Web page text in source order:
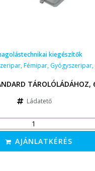
kiegészítők
,Fémipar, Gyógyszeripar,
Ládatető
AJÁNLATKÉRÉS